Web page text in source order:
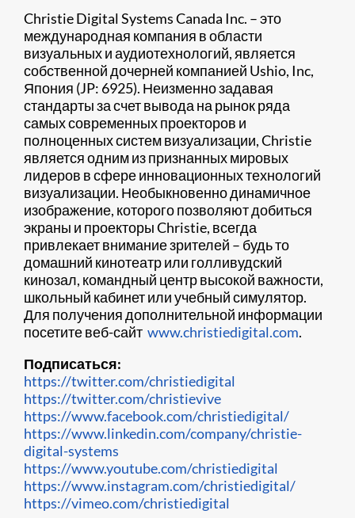
Christie Digital Systems Canada Inc. – это
международная компания в области
визуальных и аудиотехнологий, является
собственной дочерней компанией Ushio, Inc,
Япония (JP: 6925). Неизменно задавая
стандарты за счет вывода на рынок ряда
самых современных проекторов и
полноценных систем визуализации, Christie
является одним из признанных мировых
лидеров в сфере инновационных технологий
визуализации. Необыкновенно динамичное
изображение, которого позволяют добиться
экраны и проекторы Christie, всегда
привлекает внимание зрителей – будь то
домашний кинотеатр или голливудский
кинозал, командный центр высокой важности,
школьный кабинет или учебный симулятор.
Для получения дополнительной информации
посетите веб-сайт www.christiedigital.com.
Подписаться:
https://twitter.com/christiedigital
https://twitter.com/christievive
https://www.facebook.com/christiedigital/
https://www.linkedin.com/company/christie-
digital-systems
https://www.youtube.com/christiedigital
https://www.instagram.com/christiedigital/
https://vimeo.com/christiedigital